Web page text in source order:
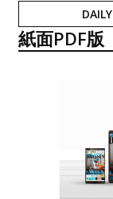
DAILY
紙面PDF版